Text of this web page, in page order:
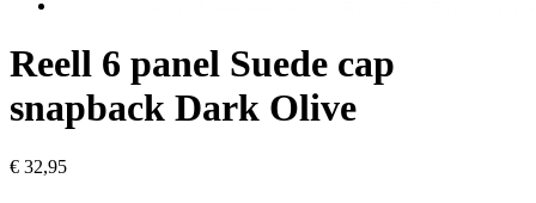
Reell 6 panel Suede cap
snapback Dark Olive
€ 32,95